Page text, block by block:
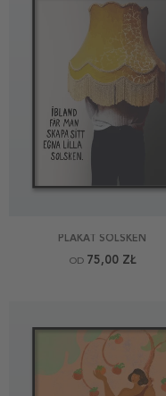
PLAKAT SOLSKEN
OD 75,00 ZŁ